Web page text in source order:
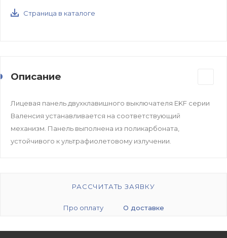
Страница в каталоге
Описание
Лицевая панель двухклавишного выключателя EKF серии
Валенсия устанавливается на соответствующий
механизм. Панель выполнена из поликарбоната,
устойчивого к ультрафиолетовому излучении.
РАССЧИТАТЬ ЗАЯВКУ
Про оплату О доставке